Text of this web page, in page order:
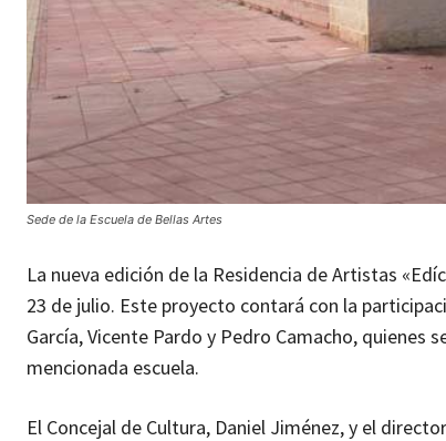
Sede de la Escuela de Bellas Artes
La nueva edición de la Residencia de Artistas
23 de julio. Este proyecto contará con la
García, Vicente Pardo y Pedro Camacho, quienes
mencionada escuela.
El Concejal de Cultura, Daniel Jiménez, y el